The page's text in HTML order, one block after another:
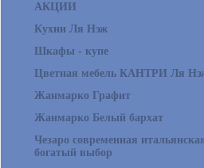
АКЦИИ
Кухни Ля Нэж
Шкафы - купе
Цветная мебель КАНТРИ Ля
Жанмарко Графит
Жанмарко Белый бархат
Чезаро современная
богатый выбор